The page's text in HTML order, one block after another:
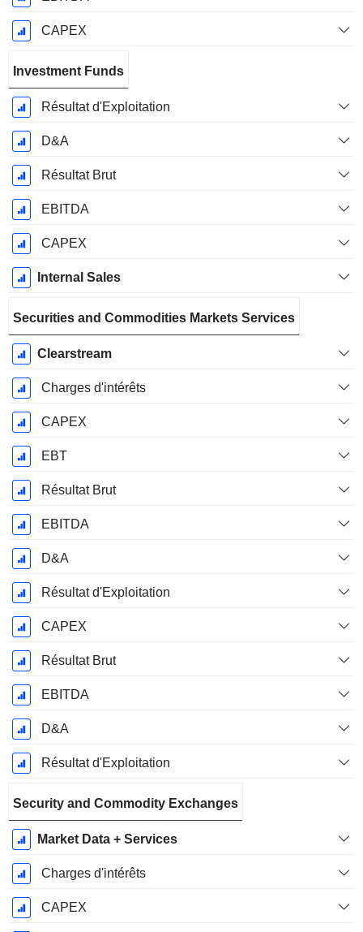
CAPEX
Investment Funds
Résultat d'Exploitation
D&A
Résultat Brut
EBITDA
CAPEX
Internal Sales
Securities and Commodities Markets Services
Clearstream
Charges d'intérêts
CAPEX
EBT
Résultat Brut
EBITDA
D&A
Résultat d'Exploitation
CAPEX
Résultat Brut
EBITDA
D&A
Résultat d'Exploitation
Security and Commodity Exchanges
Market Data + Services
Charges d'intérêts
CAPEX